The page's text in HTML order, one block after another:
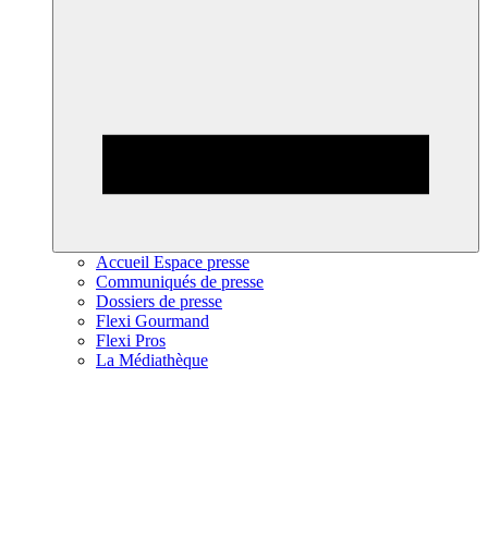
Accueil Espace presse
Communiqués de presse
Dossiers de presse
Flexi Gourmand
Flexi Pros
La Médiathèque